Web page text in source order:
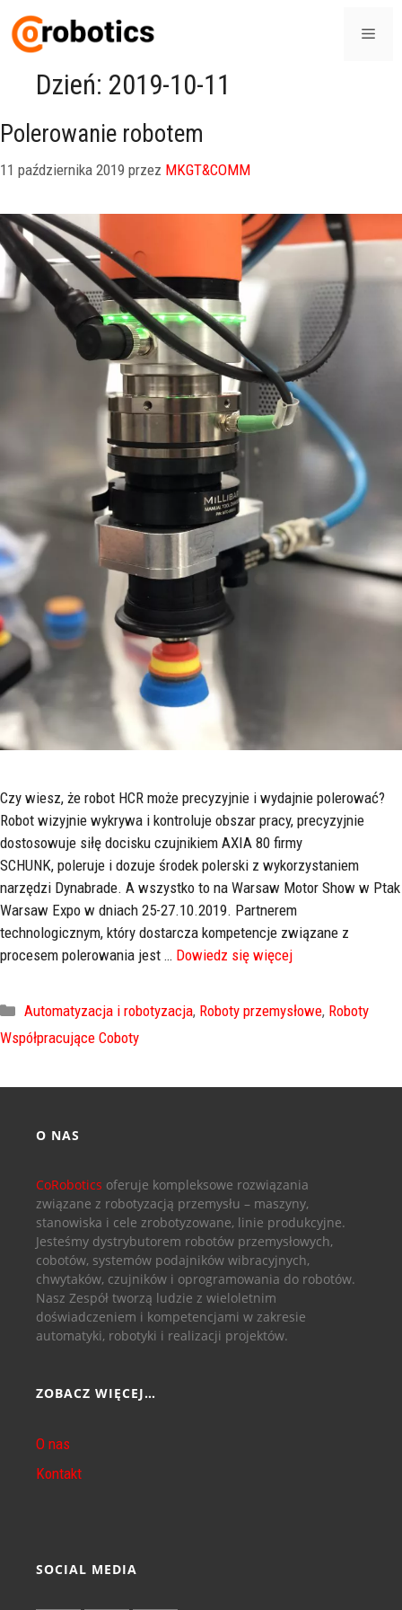
Dzień: 2019-10-11
Polerowanie robotem
11 października 2019 przez MKGT&COMM
Czy wiesz, że robot HCR może precyzyjnie i wydajnie polerować?
Robot wizyjnie wykrywa i kontroluje obszar pracy, precyzyjnie
dostosowuje siłę docisku czujnikiem AXIA 80 firmy
SCHUNK, poleruje i dozuje środek polerski z wykorzystaniem
narzędzi Dynabrade. A wszystko to na Warsaw Motor Show w Ptak
Warsaw Expo w dniach 25-27.10.2019. Partnerem
technologicznym, który dostarcza kompetencje związane z
procesem polerowania jest … Dowiedz się więcej
Automatyzacja i robotyzacja, Roboty przemysłowe, Roboty
Współpracujące Coboty
O NAS
CoRobotics oferuje kompleksowe rozwiązania
związane z robotyzacją przemysłu – maszyny,
stanowiska i cele zrobotyzowane, linie produkcyjne.
Jesteśmy dystrybutorem robotów przemysłowych,
cobotów, systemów podajników wibracyjnych,
chwytaków, czujników i oprogramowania do robotów.
Nasz Zespół tworzą ludzie z wieloletnim
doświadczeniem i kompetencjami w zakresie
automatyki, robotyki i realizacji projektów.
ZOBACZ WIĘCEJ…
O nas
Kontakt
SOCIAL MEDIA